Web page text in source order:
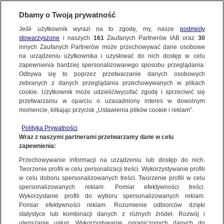
METEO
ŚWIAT
Wzrósł tragiczny bilans powodzi
w Australii. Nakazy ewakuacji i zamknięte
plaże
27.02.2022, 07:45
Udostępnij
Przez stan Queensland przetoczyły się silne
burze. Z powodu ulewnego deszczu doszło do
rozległych powodzi, w których życie straciło
siedem osób. Władze zdecydowały o wydaniu
nakazów ewakuacji dla setek mieszkańców oraz
zamknięciu atrakcji turystycznych i plaż.
Dbamy o Twoją prywatność
Jeśli użytkownik wyrazi na to zgodę, my, nasze podmioty
stowarzyszone i naszych 161Zaufanych Partnerów IAB oraz 30
innych Zaufanych Partnerów może przechowywać dane osobowe
na urządzeniu użytkownika i uzyskiwać do nich dostęp w celu
zapewnienia bardziej spersonalizowanego sposobu przeglądania.
Odbywa się to poprzez przetwarzanie danych osobowych
zebranych z danych przeglądania przechowywanych w plikach
cookie. Użytkownik może udzielić/wycofać zgodę i sprzeciwić się
przetwarzaniu w oparciu o uzasadniony interes w dowolnym
momencie, klikając przycisk „Ustawienia plików cookie i reklam”.
Polityka Prywatności
Wraz z naszymi partnerami przetwarzamy dane w celu
zapewnienia:
Przechowywanie informacji na urządzeniu lub dostęp do nich.
Tworzenie profili w celu personalizacji treści. Wykorzystywanie profili
w celu doboru spersonalizowanych treści. Tworzenie profili w celu
spersonalizowanych reklam. Pomiar efektywności treści.
Wykorzystanie profili do wyboru spersonalizowanych reklam.
Pomiar efektywności reklam. Rozumienie odbiorców dzięki
statystyce lub kombinacji danych z różnych źródeł. Rozwój i